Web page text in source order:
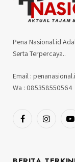
Pena Nasional.id
Serta Terpercaya..
Email :
Wa : 085358550564
FacebookInstagram